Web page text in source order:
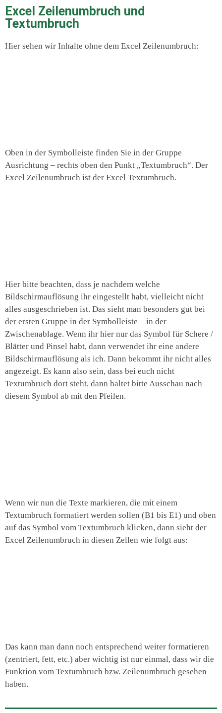
Excel Zeilenumbruch und
Textumbruch
Hier sehen wir Inhalte ohne dem Excel Zeilenumbruch:
Oben in der Symbolleiste finden Sie in der Gruppe
Ausrichtung – rechts oben den Punkt „Textumbruch“. Der
Excel Zeilenumbruch ist der Excel Textumbruch.
Hier bitte beachten, dass je nachdem welche
Bildschirmauflösung ihr eingestellt habt, vielleicht nicht
alles ausgeschrieben ist. Das sieht man besonders gut bei
der ersten Gruppe in der Symbolleiste – in der
Zwischenablage. Wenn ihr hier nur das Symbol für Schere /
Blätter und Pinsel habt, dann verwendet ihr eine andere
Bildschirmauflösung als ich. Dann bekommt ihr nicht alles
angezeigt. Es kann also sein, dass bei euch nicht
Textumbruch dort steht, dann haltet bitte Ausschau nach
diesem Symbol ab mit den Pfeilen.
Wenn wir nun die Texte markieren, die mit einem
Textumbruch formatiert werden sollen (B1 bis E1) und oben
auf das Symbol vom Textumbruch klicken, dann sieht der
Excel Zeilenumbruch in diesen Zellen wie folgt aus:
Das kann man dann noch entsprechend weiter formatieren
(zentriert, fett, etc.) aber wichtig ist nur einmal, dass wir die
Funktion vom Textumbruch bzw. Zeilenumbruch gesehen
haben.